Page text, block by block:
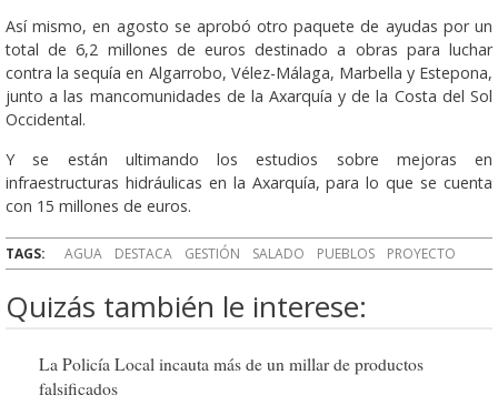
Así mismo, en agosto se aprobó otro paquete de ayudas por un
total de 6,2 millones de euros destinado a obras para luchar
contra la sequía en Algarrobo, Vélez-Málaga, Marbella y Estepona,
junto a las mancomunidades de la Axarquía y de la Costa del Sol
Occidental.
Y se están ultimando los estudios sobre mejoras en
infraestructuras hidráulicas en la Axarquía, para lo que se cuenta
con 15 millones de euros.
TAGS: AGUA DESTACA GESTIÓN SALADO PUEBLOS PROYECTO
Quizás también le interese:
La Policía Local incauta más de un millar de productos
falsificados